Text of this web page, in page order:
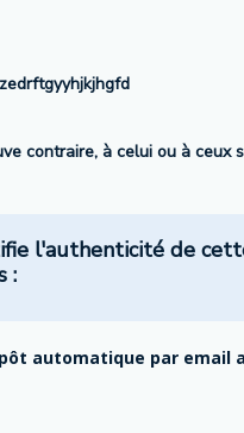
zedrftgyyhjkjhgfd
contraire, à celui ou à ceux
l'authenticité de
:
automatique par email